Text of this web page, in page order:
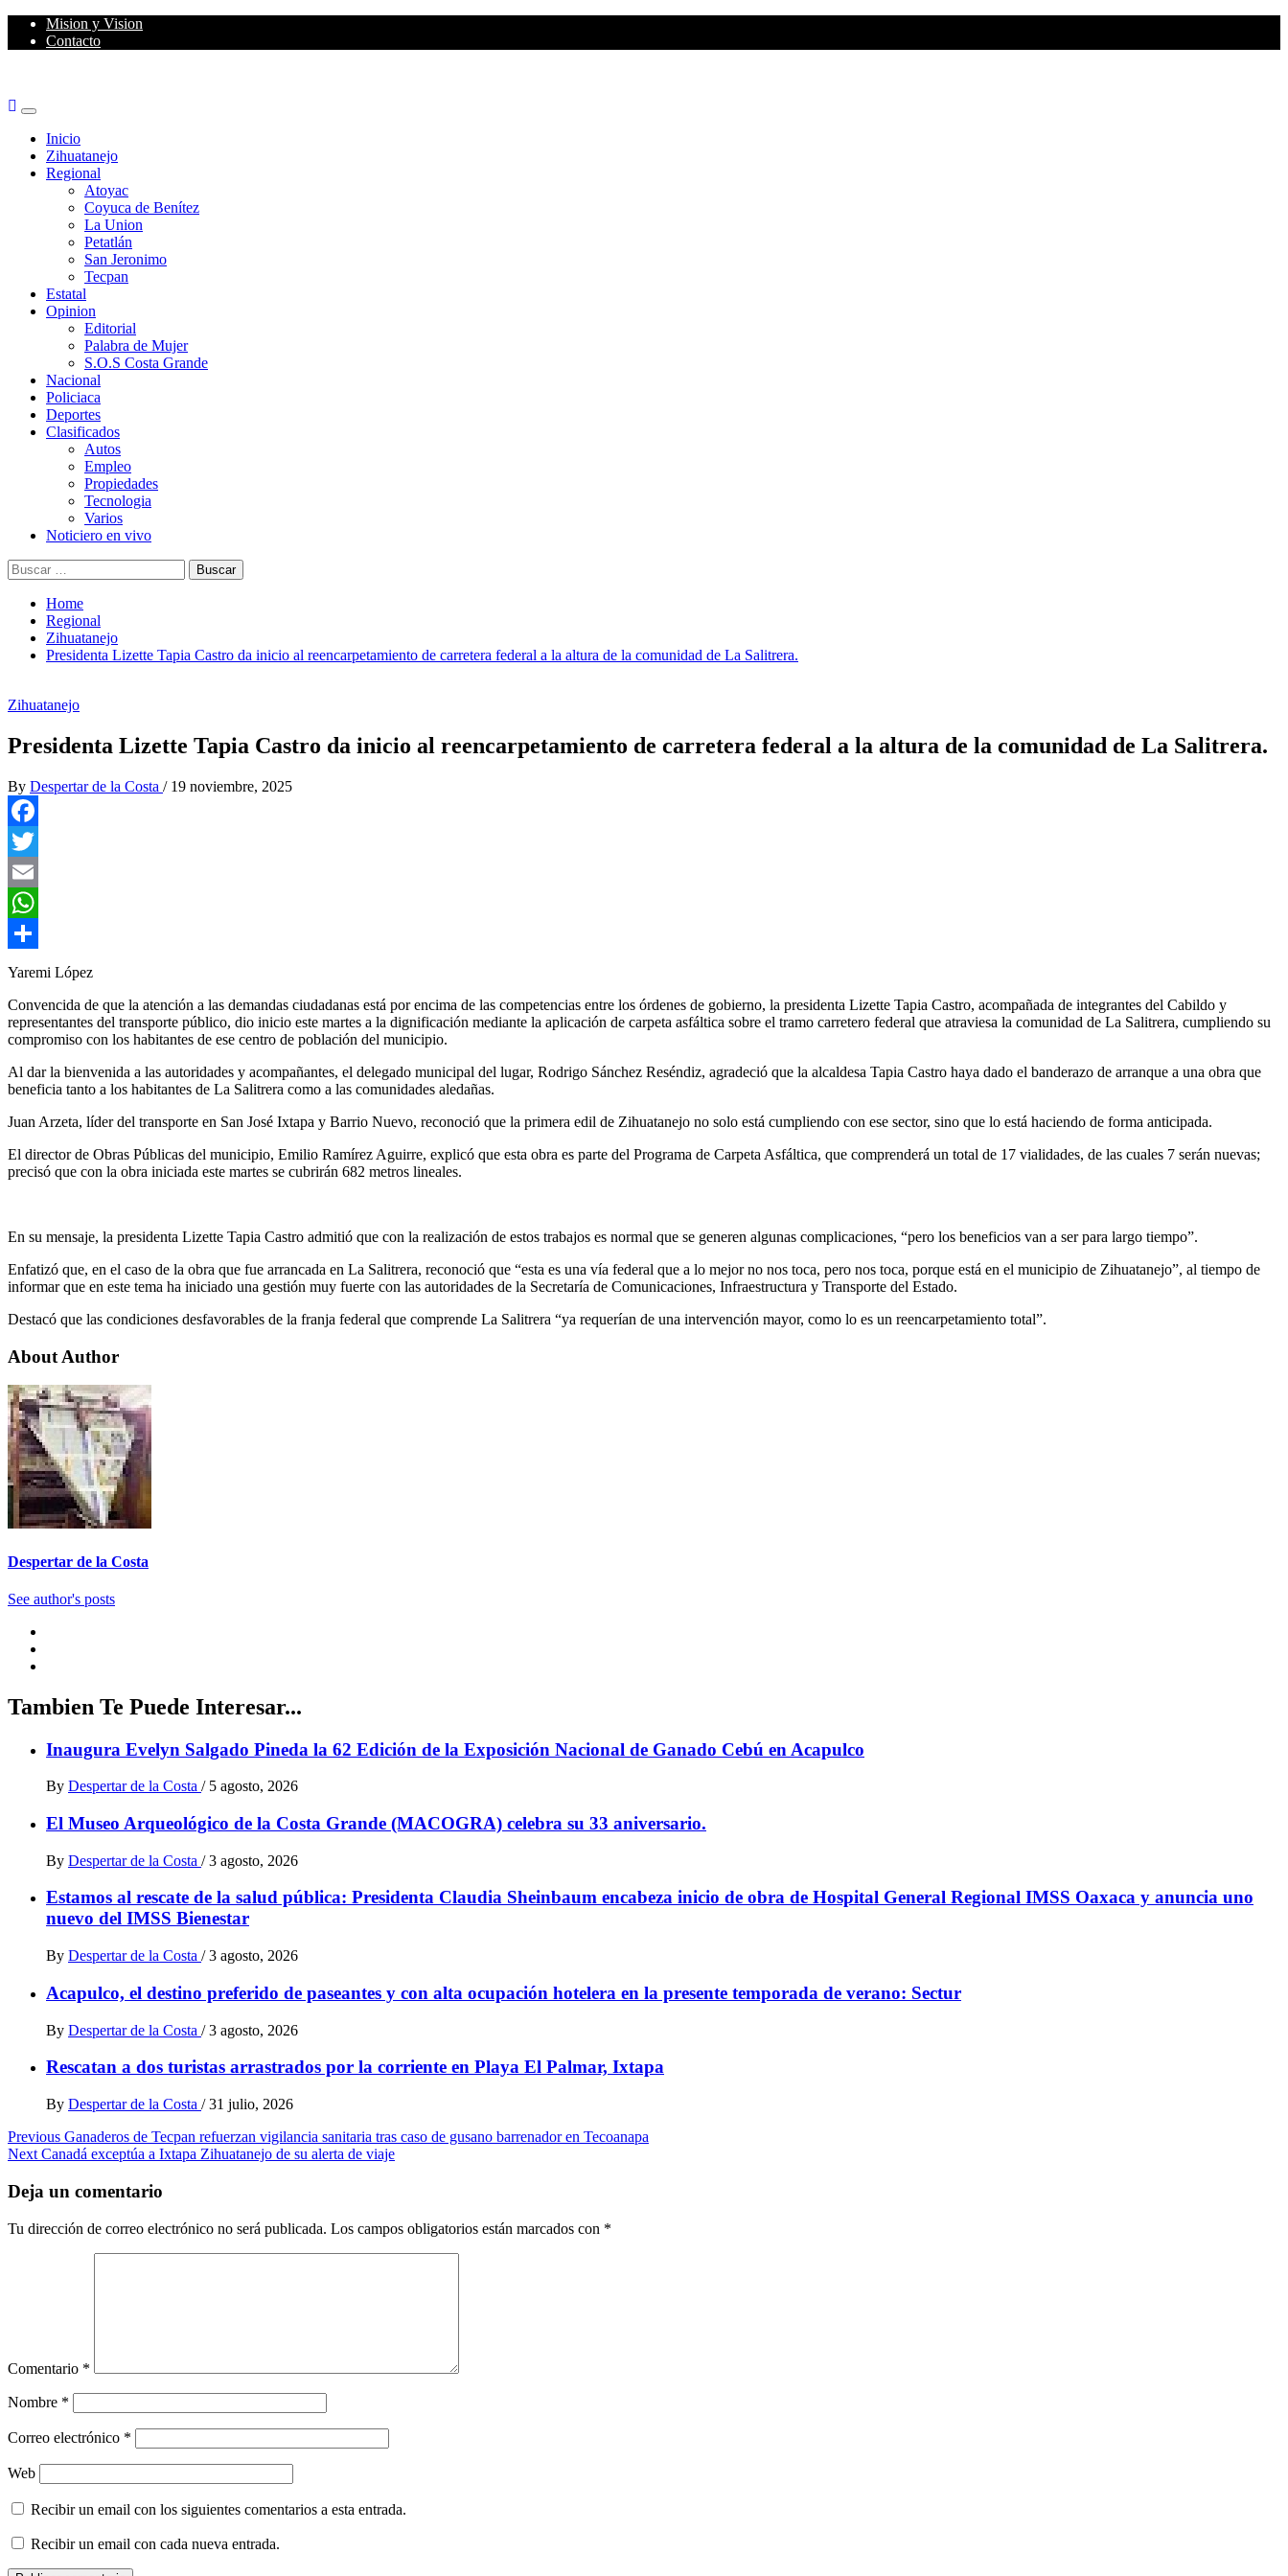
Skip
Mision y Vision
Contacto
Primary
MenuInicio
Zihuatanejo
Regional
Atoyac
Coyuca de Benítez
La Union
Petatlán
San Jeronimo
Tecpan
Estatal
Opinion
Editorial
Palabra de Mujer
S.O.S Costa Grande
Nacional
Policiaca
Deportes
Clasificados
Autos
Empleo
Propiedades
Tecnologia
Varios
Noticiero en vivo
Buscar:
Home
Regional
Zihuatanejo
Presidenta Lizette Tapia Castro da inicio al reencarpetamiento de carretera federal a la altura de la comunidad de La Salitrera.
Zihuatanejo
Presidenta Lizette Tapia Castro da inicio al reencarpetamiento de carretera federal a la altura de la comunidad de La Salitrera.
By Despertar de la Costa / 19 noviembre, 2025
Facebook
Twitter
Email
WhatsApp
Compartir
Yaremi López
Convencida de que la atención a las demandas ciudadanas está por encima de las competencias entre los órdenes de gobierno, la presidenta Lizette Tapia Castro, acompañada de integrantes del Cabildo y
representantes del transporte público, dio inicio este martes a la dignificación mediante la aplicación de carpeta asfáltica sobre el tramo carretero federal que atraviesa la comunidad de La Salitrera, cumpliendo su
compromiso con los habitantes de ese centro de población del municipio.
Al dar la bienvenida a las autoridades y acompañantes, el delegado municipal del lugar, Rodrigo Sánchez Reséndiz, agradeció que la alcaldesa Tapia Castro haya dado el banderazo de arranque a una obra que
beneficia tanto a los habitantes de La Salitrera como a las comunidades aledañas.
Juan Arzeta, líder del transporte en San José Ixtapa y Barrio Nuevo, reconoció que la primera edil de Zihuatanejo no solo está cumpliendo con ese sector, sino que lo está haciendo de forma anticipada.
El director de Obras Públicas del municipio, Emilio Ramírez Aguirre, explicó que esta obra es parte del Programa de Carpeta Asfáltica, que comprenderá un total de 17 vialidades, de las cuales 7 serán nuevas;
precisó que con la obra iniciada este martes se cubrirán 682 metros lineales.
En su mensaje, la presidenta Lizette Tapia Castro admitió que con la realización de estos trabajos es normal que se generen algunas complicaciones, “pero los beneficios van a ser para largo tiempo”.
Enfatizó que, en el caso de la obra que fue arrancada en La Salitrera, reconoció que “esta es una vía federal que a lo mejor no nos toca, pero nos toca, porque está en el municipio de Zihuatanejo”, al tiempo de
informar que en este tema ha iniciado una gestión muy fuerte con las autoridades de la Secretaría de Comunicaciones, Infraestructura y Transporte del Estado.
Destacó que las condiciones desfavorables de la franja federal que comprende La Salitrera “ya requerían de una intervención mayor, como lo es un reencarpetamiento total”.
About Author
Despertar de la Costa
See author's posts
Tambien Te Puede Interesar...
Inaugura Evelyn Salgado Pineda la 62 Edición de la Exposición Nacional de Ganado Cebú en Acapulco
By Despertar de la Costa / 5 agosto, 2026
El Museo Arqueológico de la Costa Grande (MACOGRA) celebra su 33 aniversario.
By Despertar de la Costa / 3 agosto, 2026
Estamos al rescate de la salud pública: Presidenta Claudia Sheinbaum encabeza inicio de obra de Hospital General Regional IMSS Oaxaca y anuncia uno
nuevo del IMSS Bienestar
By Despertar de la Costa / 3 agosto, 2026
Acapulco, el destino preferido de paseantes y con alta ocupación hotelera en la presente temporada de verano: Sectur
By Despertar de la Costa / 3 agosto, 2026
Rescatan a dos turistas arrastrados por la corriente en Playa El Palmar, Ixtapa
By Despertar de la Costa / 31 julio, 2026
Post
navigation
Previous Ganaderos de Tecpan refuerzan vigilancia sanitaria tras caso de gusano barrenador en Tecoanapa
Next Canadá exceptúa a Ixtapa Zihuatanejo de su alerta de viaje
Deja un comentario
Tu dirección de correo electrónico no será publicada. Los campos obligatorios están marcados con *
Comentario *
Nombre *
Correo electrónico *
Web
Recibir un email con los siguientes comentarios a esta entrada.
Recibir un email con cada nueva entrada.